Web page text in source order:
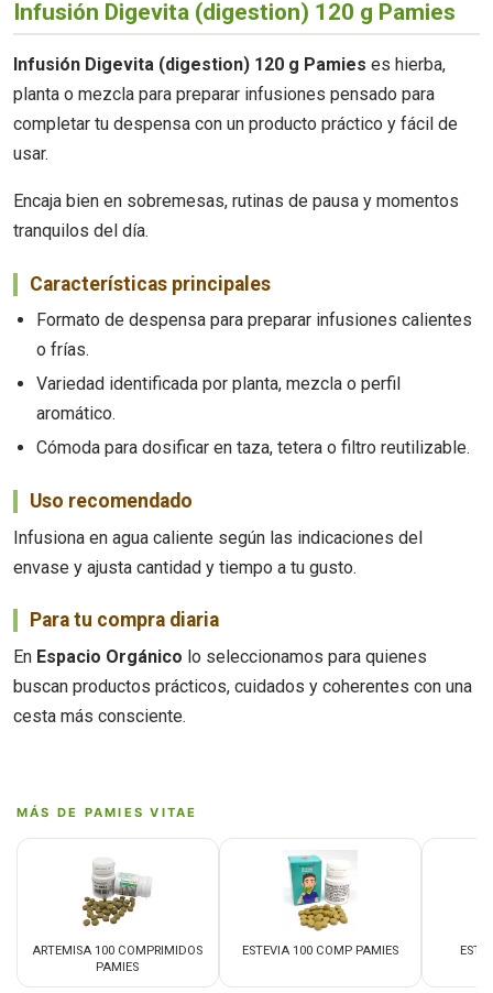
Infusión Digevita (digestion) 120 g Pamies
Infusión Digevita (digestion) 120 g Pamies es hierba,
planta o mezcla para preparar infusiones pensado para
completar tu despensa con un producto práctico y fácil de
usar.
Encaja bien en sobremesas, rutinas de pausa y momentos
tranquilos del día.
Características principales
Formato de despensa para preparar infusiones calientes
o frías.
Variedad identificada por planta, mezcla o perfil
aromático.
Cómoda para dosificar en taza, tetera o filtro reutilizable.
Uso recomendado
Infusiona en agua caliente según las indicaciones del
envase y ajusta cantidad y tiempo a tu gusto.
Para tu compra diaria
En Espacio Orgánico lo seleccionamos para quienes
buscan productos prácticos, cuidados y coherentes con una
cesta más consciente.
MÁS DE PAMIES VITAE
ARTEMISA 100 COMPRIMIDOS
PAMIES
ESTEVIA 100 COMP PAMIES